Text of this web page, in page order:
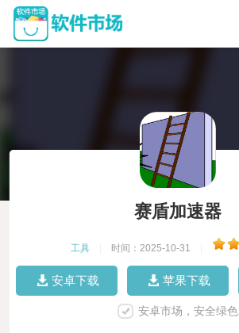
赛盾加速器
工具 时间：2025-10-31
安卓下载 苹果下载
安卓市场，安全绿色